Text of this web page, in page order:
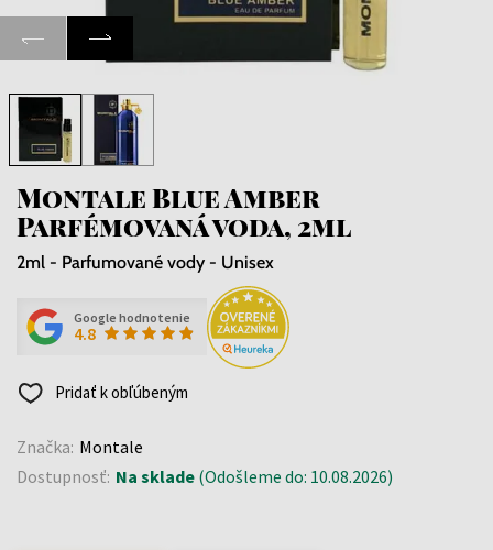
Montale Blue Amber
Parfémovaná voda, 2ml
2ml - Parfumované vody - Unisex
Google hodnotenie
4.8
Pridať k obľúbeným
Značka: Montale
Dostupnosť: Na sklade (Odošleme do: 10.08.2026)